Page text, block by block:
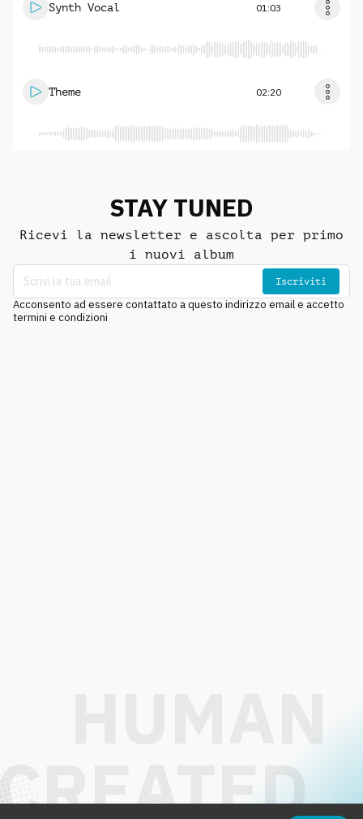
Synth Vocal 01:03
Theme 02:20
STAY TUNED
Ricevi la newsletter e ascolta per primo
i nuovi album
Iscriviti
Acconsento ad essere contattato a questo indirizzo email e accetto
termini e condizioni